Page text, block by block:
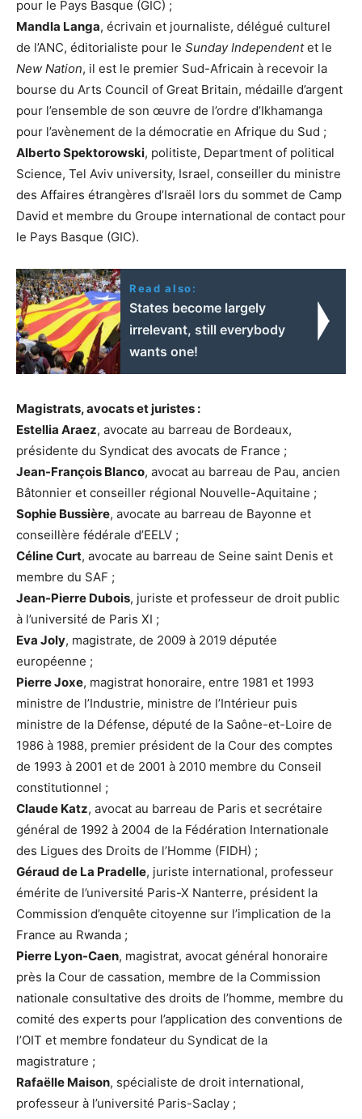
pour le Pays Basque (GIC) ;
Mandla Langa, écrivain et journaliste, délégué culturel
de l’ANC, éditorialiste pour le Sunday Independentet le
New Nation, il est le premier Sud-Africain à recevoir la
bourse du Arts Council of Great Britain, médaille d’argent
pour l’ensemble de son œuvre de l’ordre d’Ikhamanga
pour l’avènement de la démocratie en Afrique du Sud ;
Alberto Spektorowski, politiste, Department of political
Science, Tel Aviv university, Israel, conseiller du ministre
des Affaires étrangères d’Israël lors du sommet de Camp
David et membre du Groupe international de contact pour
le Pays Basque (GIC).
Read also:
States become largely
irrelevant, still everybody
wants one!
Magistrats, avocats et juristes :
Estellia Araez, avocate au barreau de Bordeaux,
présidente du Syndicat des avocats de France ;
Jean-François Blanco, avocat au barreau de Pau, ancien
Bâtonnier et conseiller régional Nouvelle-Aquitaine ;
Sophie Bussière, avocate au barreau de Bayonne et
conseillère fédérale d’EELV ;
Céline Curt, avocate au barreau de Seine saint Denis et
membre du SAF ;
Jean-Pierre Dubois, juriste et professeur de droit public
à l’université de Paris XI ;
Eva Joly, magistrate, de 2009 à 2019 députée
européenne ;
Pierre Joxe, magistrat honoraire, entre 1981 et 1993
ministre de l’Industrie, ministre de l’Intérieur puis
ministre de la Défense, député de la Saône-et-Loire de
1986 à 1988, premier président de la Cour des comptes
de 1993 à 2001 et de 2001 à 2010 membre du Conseil
constitutionnel ;
Claude Katz, avocat au barreau de Paris et secrétaire
général de 1992 à 2004 de la Fédération Internationale
des Ligues des Droits de l’Homme (FIDH) ;
Géraud de La Pradelle, juriste international, professeur
émérite de l’université Paris-X Nanterre, président la
Commission d’enquête citoyenne sur l’implication de la
France au Rwanda ;
Pierre Lyon-Caen, magistrat, avocat général honoraire
près la Cour de cassation, membre de la Commission
nationale consultative des droits de l’homme, membre du
comité des experts pour l’application des conventions de
l’OIT et membre fondateur du Syndicat de la
magistrature ;
Rafaëlle Maison, spécialiste de droit international,
professeur à l’université Paris-Saclay ;